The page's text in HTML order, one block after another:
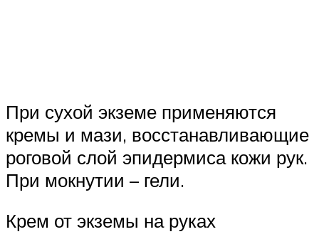
При сухой экземе применяются
кремы и мази, восстанавливающие
роговой слой эпидермиса кожи рук.
При мокнутии – гели.
Крем от экземы на руках